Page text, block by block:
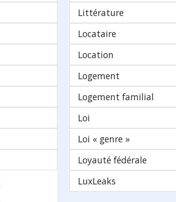
Littérature
Locataire
Location
Logement
Logement familial
Loi
Loi « genre »
Loyauté fédérale
LuxLeaks